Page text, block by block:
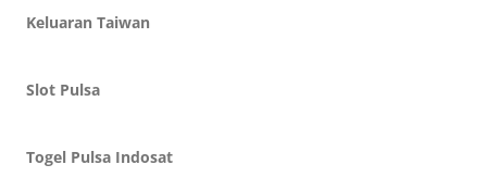
Keluaran Taiwan
Slot Pulsa
Togel Pulsa Indosat